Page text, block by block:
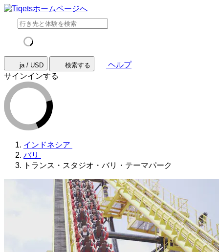
ja / USD 検索する
ヘルプ
サインインする
インドネシア
バリ
トランス・スタジオ・バリ・テーマパーク